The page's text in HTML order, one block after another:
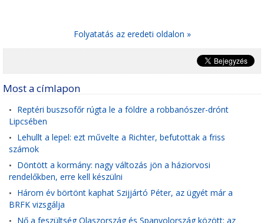
Folyatatás az eredeti oldalon »
Most a címlapon
• Reptéri buszsofőr rúgta le a földre a robbanószer-drónt
Lipcsében
• Lehullt a lepel: ezt művelte a Richter, befutottak a friss
számok
• Döntött a kormány: nagy változás jön a háziorvosi
rendelőkben, erre kell készülni
• Három év börtönt kaphat Szijjártó Péter, az ügyét már a
BRFK vizsgálja
• Nő a feszültség Olaszország és Spanyolország között: az